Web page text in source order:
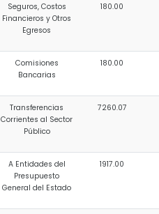
Seguros, Costos
Financieros y Otros
Egresos
180.00
Comisiones
Bancarias
180.00
Transferencias
Corrientes al Sector
Público
7260.07
A Entidades del
Presupuesto
General del Estado
1917.00